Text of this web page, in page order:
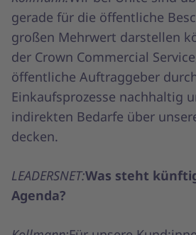
gerade für die öffentliche
großen Mehrwert darstellen
der Crown Commercial
öffentliche Auftraggeber
Einkaufsprozesse nachhaltig
indirekten Bedarfe über
decken.
LEADERSNET:Was steht
Agenda?